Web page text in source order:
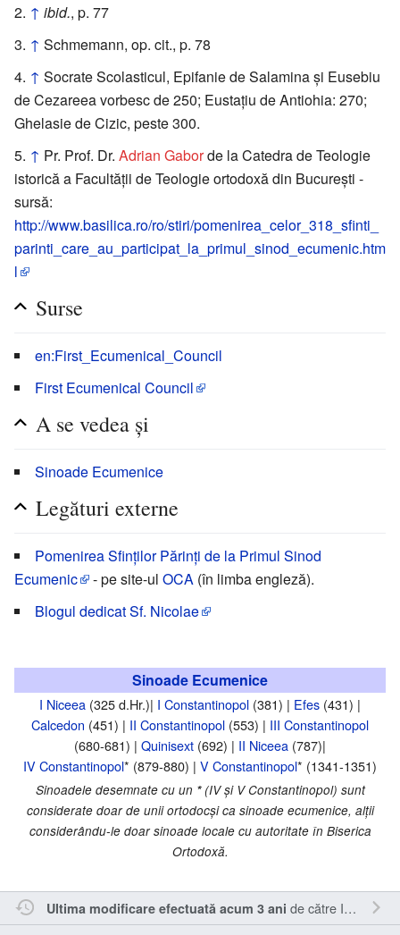
↑ ibid., p. 77
↑ Schmemann, op. cit., p. 78
↑ Socrate Scolasticul, Epifanie de Salamina și Eusebiu
de Cezareea vorbesc de 250; Eustațiu de Antiohia: 270;
Ghelasie de Cizic, peste 300.
↑ Pr. Prof. Dr. Adrian Gaborde la Catedra de Teologie
istorică a Facultății de Teologie ortodoxă din București -
sursă:
http://www.basilica.ro/ro/stiri/pomenirea_celor_318_sfinti_
parinti_care_au_participat_la_primul_sinod_ecumenic.htm
l
Surse
en:First_Ecumenical_Council
First Ecumenical Council
A se vedea și
Sinoade Ecumenice
Legături externe
Pomenirea Sfinților Părinți de la Primul Sinod
Ecumenic
- pe site-ul OCA (în limba engleză).
Blogul dedicat Sf. Nicolae
Sinoade Ecumenice
I Niceea (325 d.Hr.)| I Constantinopol (381) | Efes (431) |
Calcedon (451) | II Constantinopol (553) | III Constantinopol
(680-681) | Quinisext (692) | II Niceea (787)|
IV Constantinopol* (879-880) | V Constantinopol* (1341-1351)
Sinoadele desemnate cu un *(IV şi V Constantinopol) sunt
considerate doar de unii ortodocşi ca sinoade ecumenice, alţii
considerându-le doar sinoade locale cu autoritate în Biserica
Ortodoxă.
Ultima modificare efectuată acum 3 ani de către Inistea .